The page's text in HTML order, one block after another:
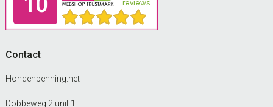
Contact
Hondenpenning.net
Dobbeweg 2 unit 1